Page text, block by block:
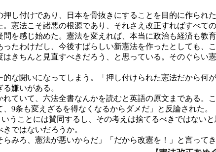
し付けであり、日本を骨抜きにすることを目的に作られ
憲法こそ諸悪の根源であり、それさえ改正すればすべて
を感じ始めた。憲法を変えれば、本当に政治も経済も教
たわけだし、今後すばらしい新憲法を作ったとしても、
きちんと見直すべきだろう、と思っている。そのぐらい
な闘いになってしまう。「押し付けられた憲法だから何
嫌いがある。
ていて、六法全書なんかを読むと英語の原文まである。
9条も変えざるを得なくなるからダメだ」と反論された。
うことには賛同するし、その考えは捨てるべきではない
ではないだろうか。
みろ、憲法が悪いからだ」「だから改憲を！」と言って